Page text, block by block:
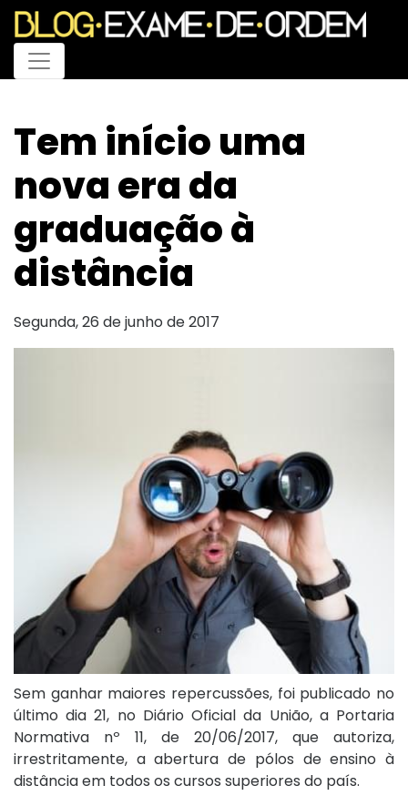
Menu
Tem início uma
nova era da
graduação à
distância
Segunda, 26 de junho de 2017
Sem ganhar maiores repercussões, foi publicado no
último dia 21, no Diário Oficial da União, a Portaria
Normativa nº 11, de 20/06/2017, que autoriza,
irrestritamente, a abertura de pólos de ensino à
distância em todos os cursos superiores do país.